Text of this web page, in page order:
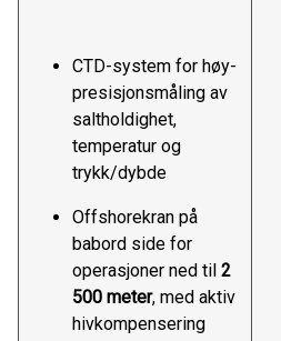
CTD-system for høy-
presisjonsmåling av
saltholdighet,
temperatur og
trykk/dybde
Offshorekran på
babord side for
operasjoner ned til 2
500 meter, med aktiv
hivkompensering